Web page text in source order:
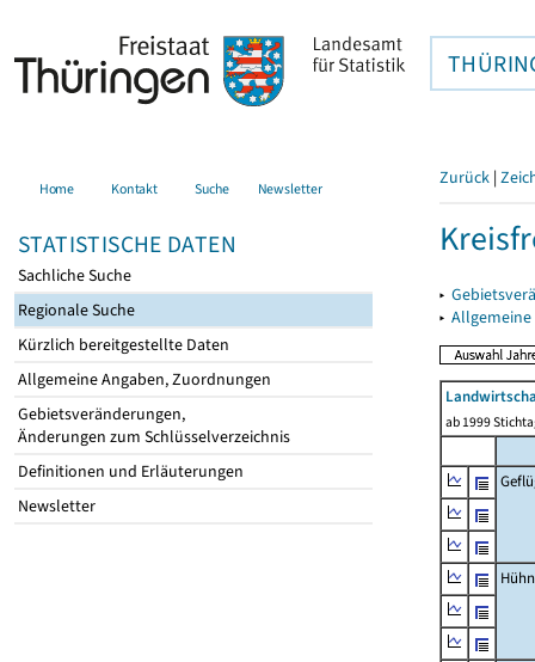
Home Kontakt Suche Newsletter
STATISTISCHE DATEN
Sachliche Suche
Regionale Suche
Kürzlich bereitgestellte Daten
Allgemeine Angaben, Zuordnungen
Gebietsveränderungen,
Änderungen zum Schlüsselverzeichnis
Definitionen und Erläuterungen
Newsletter
Zurück |
▸
▸
ab 1999